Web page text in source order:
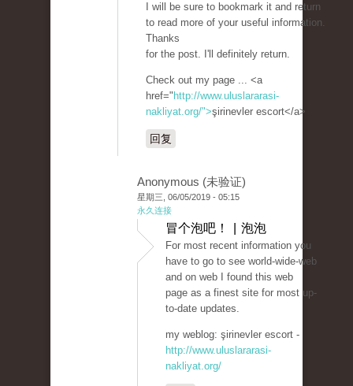
I will be sure to bookmark it and return
to read more of your useful information.
Thanks
for the post. I'll definitely return.
Check out my page ... <a
href=" http://www.uluslararasi-
nakliyat.org/">şirinevler escort</a>
回复
Anonymous (未验证)
星期三, 06/05/2019 - 05:15
永久连接
冒个泡吧！ | 泡泡
For most recent information you
have to go to see world-wide-web
and on web I found this web
page as a finest site for most up-
to-date updates.
my weblog: şirinevler escort -
http://www.uluslararasi-
nakliyat.org/